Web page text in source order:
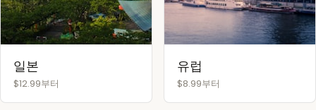
일본
$12.99부터
유럽
$8.99부터